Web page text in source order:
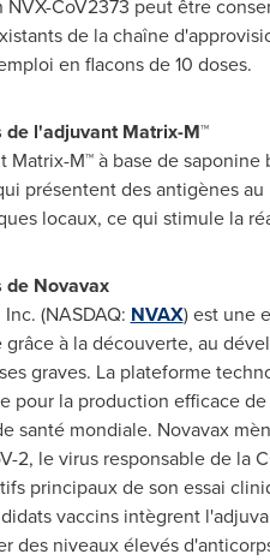
NVX-CoV2373 peut être
de la chaîne
en flacons de 10 doses.
de l'adjuvant Matrix-M™
Matrix-M™ à base de
présentent des antigènes
locaux, ce qui stimule la
de Novavax
(NASDAQ: NVAX) est une
grâce à la découverte, au
graves. La plateforme
pour la production efficace
santé mondiale. Novavax
2, le virus responsable de la
principaux de son essai
vaccins intègrent
des niveaux élevés